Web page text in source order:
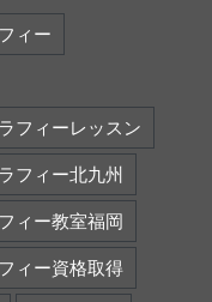
ィー
フィーレッスン
フィー北九州
ィー教室福岡
ィー資格取得